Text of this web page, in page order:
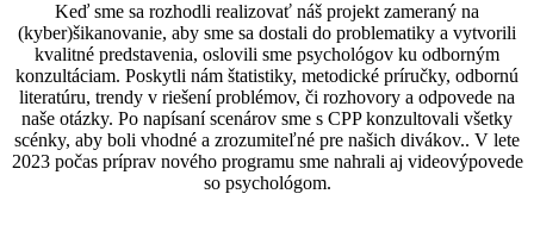
Keď sme sa rozhodli realizovať náš projekt zameraný na
(kyber)šikanovanie, aby sme sa dostali do problematiky a vytvorili
kvalitné predstavenia, oslovili sme psychológov ku odborným
konzultáciam. Poskytli nám štatistiky, metodické príručky, odbornú
literatúru, trendy v riešení problémov, či rozhovory a odpovede na
naše otázky. Po napísaní scenárov sme s CPP konzultovali všetky
scénky, aby boli vhodné a zrozumiteľné pre našich divákov.. V lete
2023 počas príprav nového programu sme nahrali aj videovýpovede
so psychológom.